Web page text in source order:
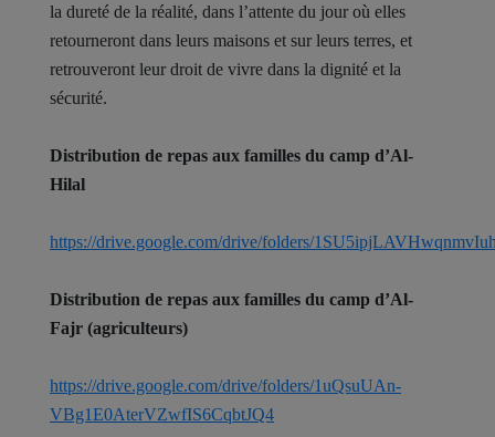
la dureté de la réalité, dans l’attente du jour où elles
retourneront dans leurs maisons et sur leurs terres, et
retrouveront leur droit de vivre dans la dignité et la
sécurité.
Distribution de repas aux familles du camp d’Al-
Hilal
https://drive.google.com/drive/folders/
Distribution de repas aux familles du camp d’Al-
Fajr (agriculteurs)
https://drive.google.com/drive/folders/1uQsuUAn-
VBg1E0AterVZwfIS6CqbtJQ4